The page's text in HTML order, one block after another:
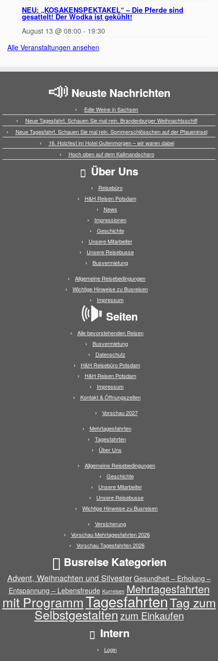
NEU: „KOSAKENSPEKTAKEL“ – Die Pferde sind
gesattelt! Der Wodka ist gekühlt!
August 13 @ 08:00 - 19:30
Alle Veranstaltungen ansehen
Neuste Nachrichten
Edle Weine in Sachsen
Neue Tagesfahrt. Schauen Sie mal rein. Brandenburger Weihnachtsschiff
Neue Tagesfahrt. Schauen Sie mal rein. Sommerschlösschen auf der Pfaueninsel
16. Holzfest im Hotel Gutenmorgen – wir waren dabei
Hoch oben auf dem Kalimandscharo
Über Uns
Reisebüro
H&H Reisen Potsdam
News
Impressionen
Geschichte
Unsere Mitarbeiter
Unsere Reisebusse
Busvermietung
Allgemeine Reisebedingungen
Wichtige Hinweise zu Busreisen
Impressum
Seiten
Alle bevorstehenden Reisen
Busvermietung
Datenschutz
H&H Reisebüro Potsdam
H&H Reisen Potsdam
Impressum
Kontakt & Öffnungszeiten
Vorschau 2027
Mehrtagesfahrten
Tagesfahrten
Über Uns
Allgemeine Reisebedingungen
Geschichte
Unsere Mitarbeiter
Unsere Reisebusse
Wichtige Hinweise zu Busreisen
Versicherung
Vorschau Mehrtagesfahrten 2026
Vorschau Tagesfahrten 2026
Busreise Kategorien
Advent, Weihnachten und Silvester Gesundheit – Erholung –
Entspannung – Lebensfreude Kurreisen Mehrtagesfahrten
mit ProgrammTagesfahrtenTag zum
Selbstgestaltenzum Einkaufen
Intern
Login